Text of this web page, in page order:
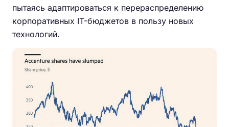
пытаясь адаптироваться к перераспределению
корпоративных IT-бюджетов в пользу новых
технологий.